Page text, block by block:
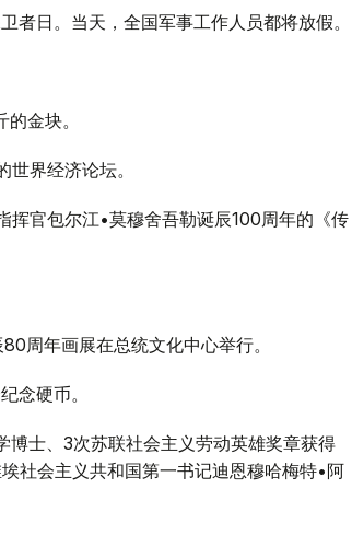
者日。当天，全国军事工作人员都将放假。
金块。
界经济论坛。
挥官包尔江•莫穆舍吾勒诞辰100周年的《传
周年画展在总统文化中心举行。
念硬币。
士、3次苏联社会主义劳动英雄奖章获得
社会主义共和国第一书记迪恩穆哈梅特•阿